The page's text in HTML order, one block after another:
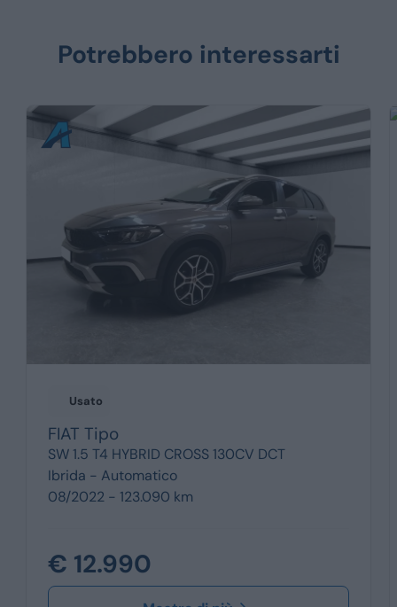
Potrebbero interessarti
Usato
FIAT Tipo
SW 1.5 T4 HYBRID CROSS 130CV DCT
Ibrida - Automatico
08/2022 - 123.090 km
€ 12.990